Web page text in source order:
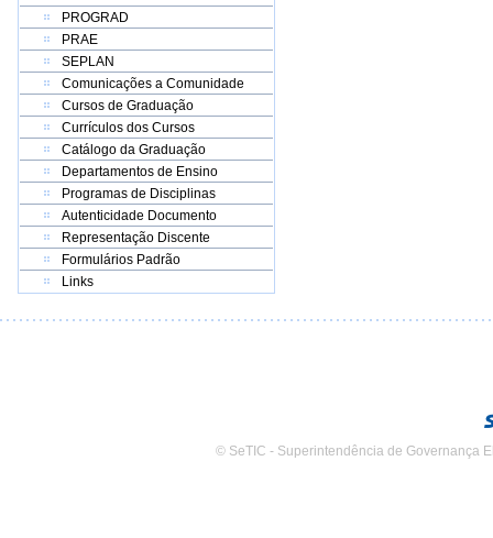
PROGRAD
PRAE
SEPLAN
Comunicações a Comunidade
Cursos de Graduação
Currículos dos Cursos
Catálogo da Graduação
Departamentos de Ensino
Programas de Disciplinas
Autenticidade Documento
Representação Discente
Formulários Padrão
Links
© SeTIC - Superintendência de Governança